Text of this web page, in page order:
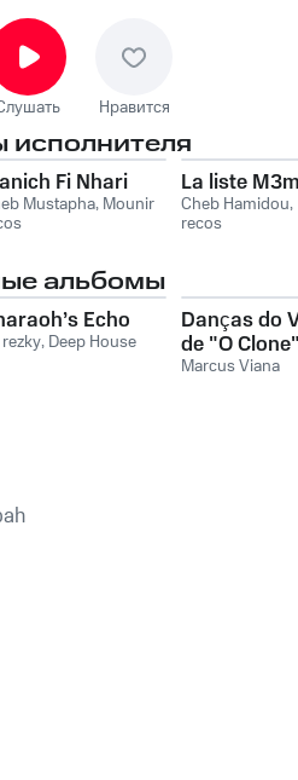
Нравится
исполнителя
Fi Nhari
Mustapha, Mounir
La liste
Cheb Hamidou,
recos
альбомы
Echo
, Deep House
Danças do
de "O
Marcus Viana